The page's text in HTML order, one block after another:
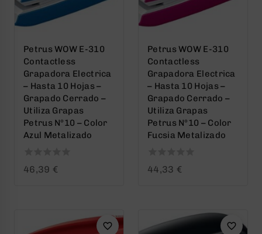
Petrus WOW E-310
Contactless
Grapadora Electrica
– Hasta 10 Hojas –
Grapado Cerrado –
Utiliza Grapas
Petrus Nº10 – Color
Azul Metalizado
0
46,39 €
Petrus WOW E-310
Contactless
Grapadora Electrica
– Hasta 10 Hojas –
Grapado Cerrado –
Utiliza Grapas
Petrus Nº10 – Color
Fucsia Metalizado
0
44,33 €